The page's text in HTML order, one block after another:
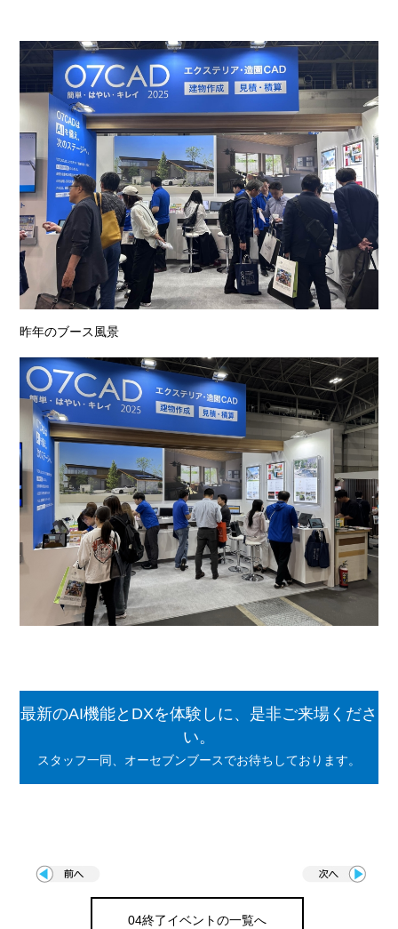
昨年のブース風景
最新のAI機能とDXを体験しに、是非ご来場くださ
い。
スタッフ一同、オーセブンブースでお待ちしております。
04終了イベントの一覧へ